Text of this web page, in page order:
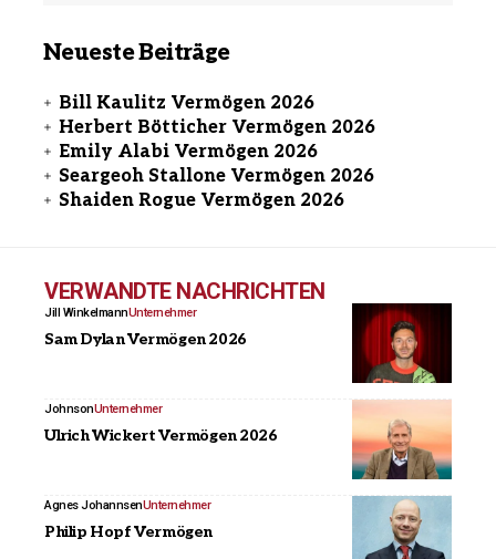
Neueste Beiträge
Bill Kaulitz Vermögen 2026
Herbert Bötticher Vermögen 2026
Emily Alabi Vermögen 2026
Seargeoh Stallone Vermögen 2026
Shaiden Rogue Vermögen 2026
VERWANDTE NACHRICHTEN
Jill WinkelmannUnternehmer
Sam Dylan Vermögen 2026
JohnsonUnternehmer
Ulrich Wickert Vermögen 2026
Agnes JohannsenUnternehmer
Philip Hopf Vermögen